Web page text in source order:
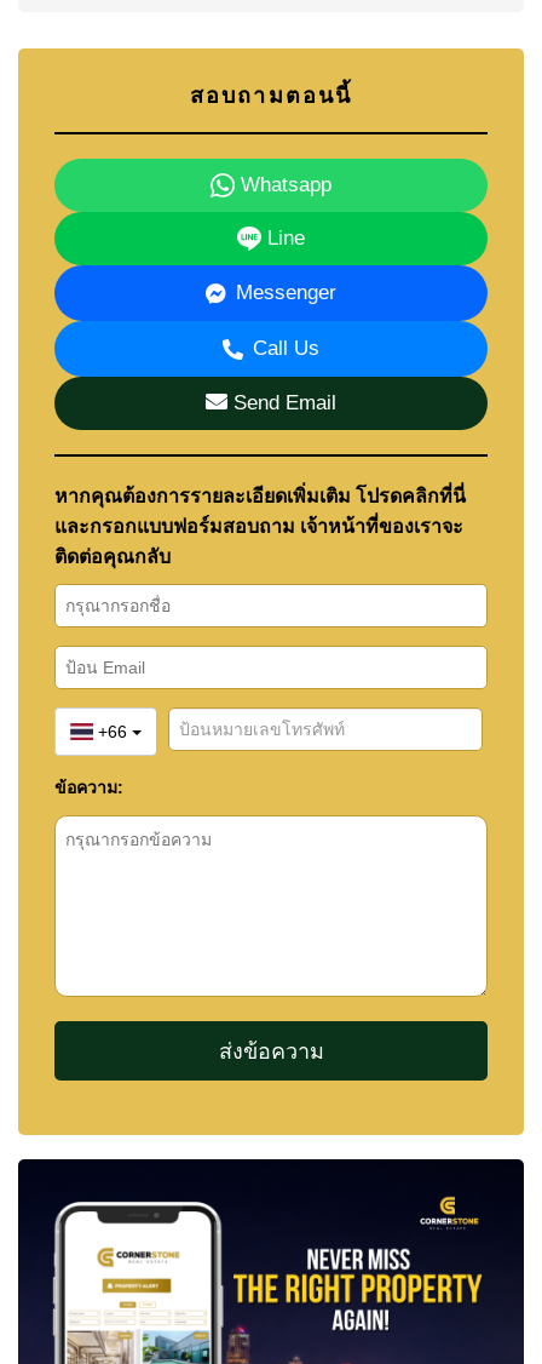
สอบถามตอนนี้
Whatsapp
Line
Messenger
Call Us
Send Email
หากคุณต้องการรายละเอียดเพิ่มเติม โปรดคลิกที่นี่
และกรอกแบบฟอร์มสอบถาม เจ้าหน้าที่ของเราจะ
ติดต่อคุณกลับ
+66
ข้อความ: